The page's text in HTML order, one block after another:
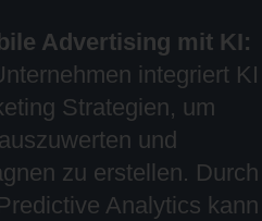
Advertising mit KI:
integriert KI
Strategien, um
und
zu erstellen. Durch
Analytics kann